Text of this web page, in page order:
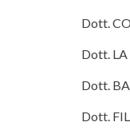
Dott.
Dott.
Dott.
Dott.